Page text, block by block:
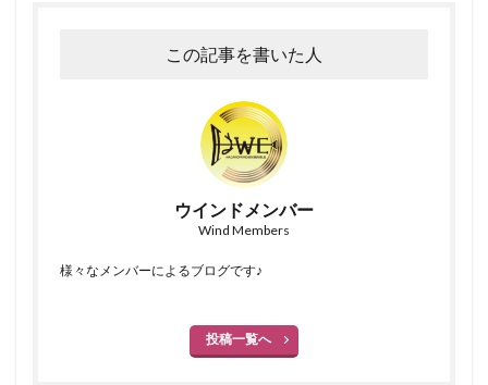
この記事を書いた人
ウインドメンバー
Wind Members
様々なメンバーによるブログです♪
投稿一覧へ